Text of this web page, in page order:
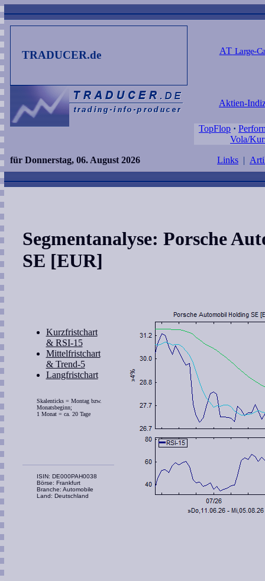
TRADUCER.de AT Large-
Aktien-
TopFlop ·
Vola/
für Donnerstag, 06. August 2026 Links |
Segmentanalyse: Porsche
SE [EUR]
Kurzfristchart
& RSI-15
Mittelfristchart
& Trend-5
Langfristchart
Skalenticks = Montag bzw.
Monatsbeginn;
1 Monat = ca. 20 Tage
ISIN: DE000PAH0038
Börse: Frankfurt
Branche: Automobile
Land: Deutschland